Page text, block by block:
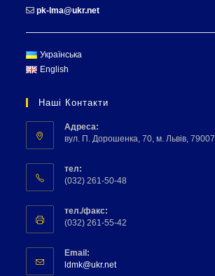
pk-lma@ukr.net
Українська
English
Наші Контакти
Адреса:
вул. П. Дорошенка, 70, м. Львів, 79007.
тел:
(032) 261-50-48
тел./факс:
(032) 261-55-42
Email:
ldmk@ukr.net